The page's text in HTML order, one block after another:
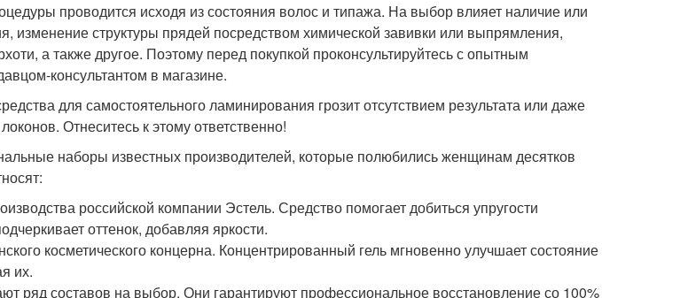
проводится исходя из состояния волос и типажа. На выбор влияет наличие или
изменение структуры прядей посредством химической завивки или выпрямления,
а также другое. Поэтому перед покупкой проконсультируйтесь с опытным
консультантом в магазине.
для самостоятельного ламинирования грозит отсутствием результата или даже
Отнеситесь к этому ответственно!
наборы известных производителей, которые полюбились женщинам десятков
российской компании Эстель. Средство помогает добиться упругости
оттенок, добавляя яркости.
косметического концерна. Концентрированный гель мгновенно улучшает состояние
их.
ряд составов на выбор. Они гарантируют профессиональное восстановление со 100%